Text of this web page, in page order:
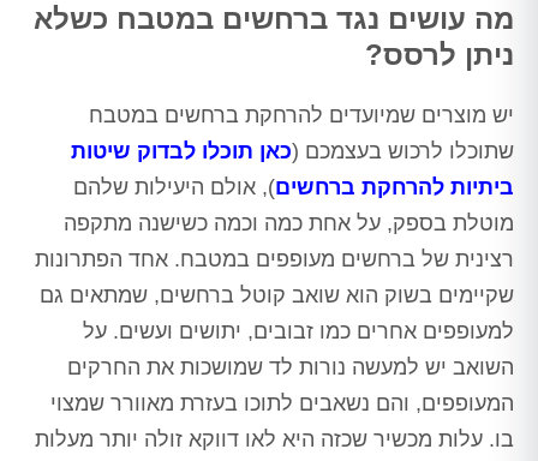
מה עושים נגד ברחשים במטבח כשלא
ניתן לרסס?
יש מוצרים שמיועדים להרחקת ברחשים במטבח
שתוכלו לרכוש בעצמכם (כאן תוכלו לבדוק שיטות
ביתיות להרחקת ברחשים), אולם היעילות שלהם
מוטלת בספק, על אחת כמה וכמה כשישנה מתקפה
רצינית של ברחשים מעופפים במטבח. אחד הפתרונות
שקיימים בשוק הוא שואב קוטל ברחשים, שמתאים גם
למעופפים אחרים כמו זבובים, יתושים ועשים. על
השואב יש למעשה נורות לד שמושכות את החרקים
המעופפים, והם נשאבים לתוכו בעזרת מאוורר שמצוי
בו. עלות מכשיר שכזה היא לאו דווקא זולה יותר מעלות